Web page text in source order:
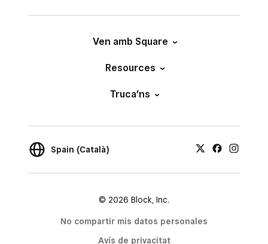
Ven amb Square
Resources
Truca’ns
Spain (Català)
© 2026 Block, Inc.
No compartir mis datos personales
Avís de privacitat